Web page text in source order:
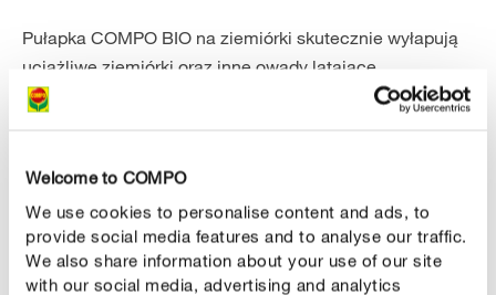
Welcome to COMPO
We use cookies to personalise content and ads, to
provide social media features and to analyse our traffic.
We also share information about your use of our site
with our social media, advertising and analytics
Pułapka COMPO BIO na ziemiórki skutecznie wyłapują
uciążliwe ziemiórki oraz inne owady latające.
Opakowanie zawiera 5 dzielonych, bezinsektycydowych,
Klej nie kapie i przez długi czas zachowuje swoją
lepkość. Pułapki można zawiesić lub zamocować za
pomocą drewnianych patyczków.